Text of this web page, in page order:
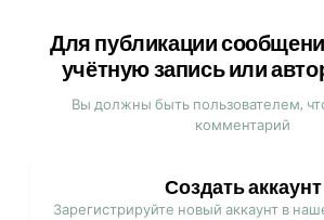
Для публикации
учётную запись или
Вы должны быть пользователем,
комментарий
Создать аккаунт
Зарегистрируйте новый аккаунт в